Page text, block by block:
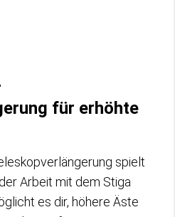
für erhöhte
spielt
Arbeit mit dem Stiga
es dir, höhere Äste